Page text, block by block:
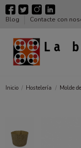
Blog Contacte con
Inicio Hostelería Molde